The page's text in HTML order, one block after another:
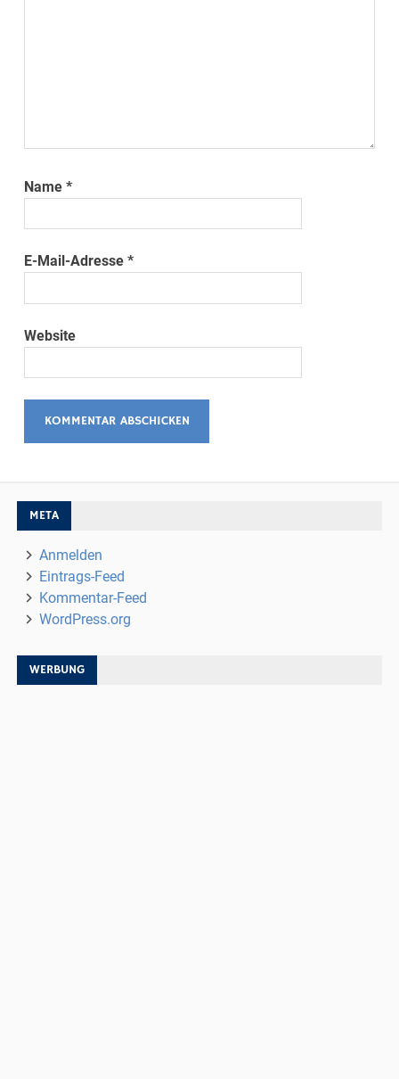
Name*
E-Mail-Adresse*
Website
META
Anmelden
Eintrags-Feed
Kommentar-Feed
WordPress.org
WERBUNG